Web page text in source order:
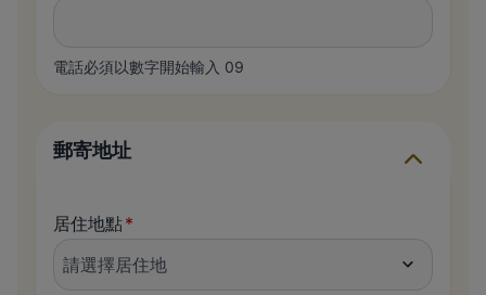
電話必須以數字開始輸入 09
郵寄地址
居住地點